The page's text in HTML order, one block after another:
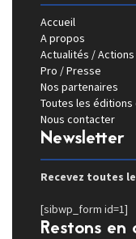
Accueil
A propos
Actualités /
Pro / Presse
Nos partenaires
Toutes les
Nous contacter
Newsletter
Recevez toutes
[sibwp_form id=1]
Restons en